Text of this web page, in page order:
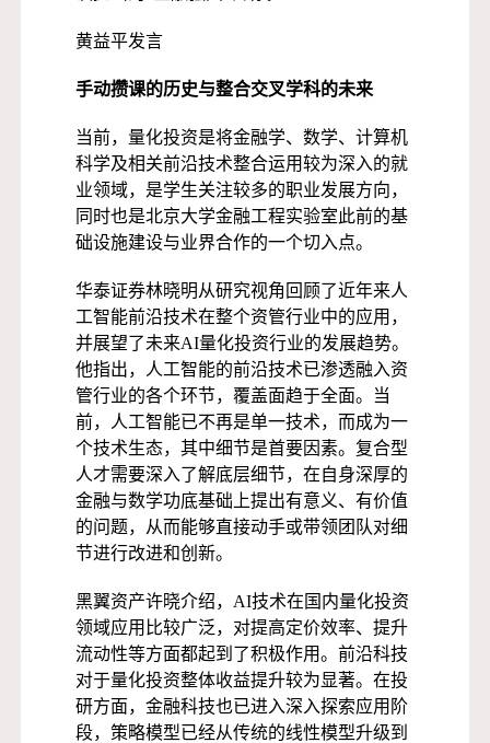
黄益平发言
手动攒课的历史与整合交叉学科的未来
当前，量化投资是将金融学、数学、计算机
科学及相关前沿技术整合运用较为深入的就
业领域，是学生关注较多的职业发展方向，
同时也是北京大学金融工程实验室此前的基
础设施建设与业界合作的一个切入点。
华泰证券林晓明从研究视角回顾了近年来人
工智能前沿技术在整个资管行业中的应用，
并展望了未来AI量化投资行业的发展趋势。
他指出，人工智能的前沿技术已渗透融入资
管行业的各个环节，覆盖面趋于全面。当
前，人工智能已不再是单一技术，而成为一
个技术生态，其中细节是首要因素。复合型
人才需要深入了解底层细节，在自身深厚的
金融与数学功底基础上提出有意义、有价值
的问题，从而能够直接动手或带领团队对细
节进行改进和创新。
黑翼资产许晓介绍，AI技术在国内量化投资
领域应用比较广泛，对提高定价效率、提升
流动性等方面都起到了积极作用。前沿科技
对于量化投资整体收益提升较为显著。在投
研方面，金融科技也已进入深入探索应用阶
段，策略模型已经从传统的线性模型升级到